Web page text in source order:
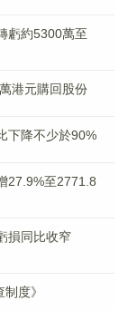
虧約5300萬至
港元購回股份
下降不少於90%
27.9%至2771.8
損同比收窄
度》